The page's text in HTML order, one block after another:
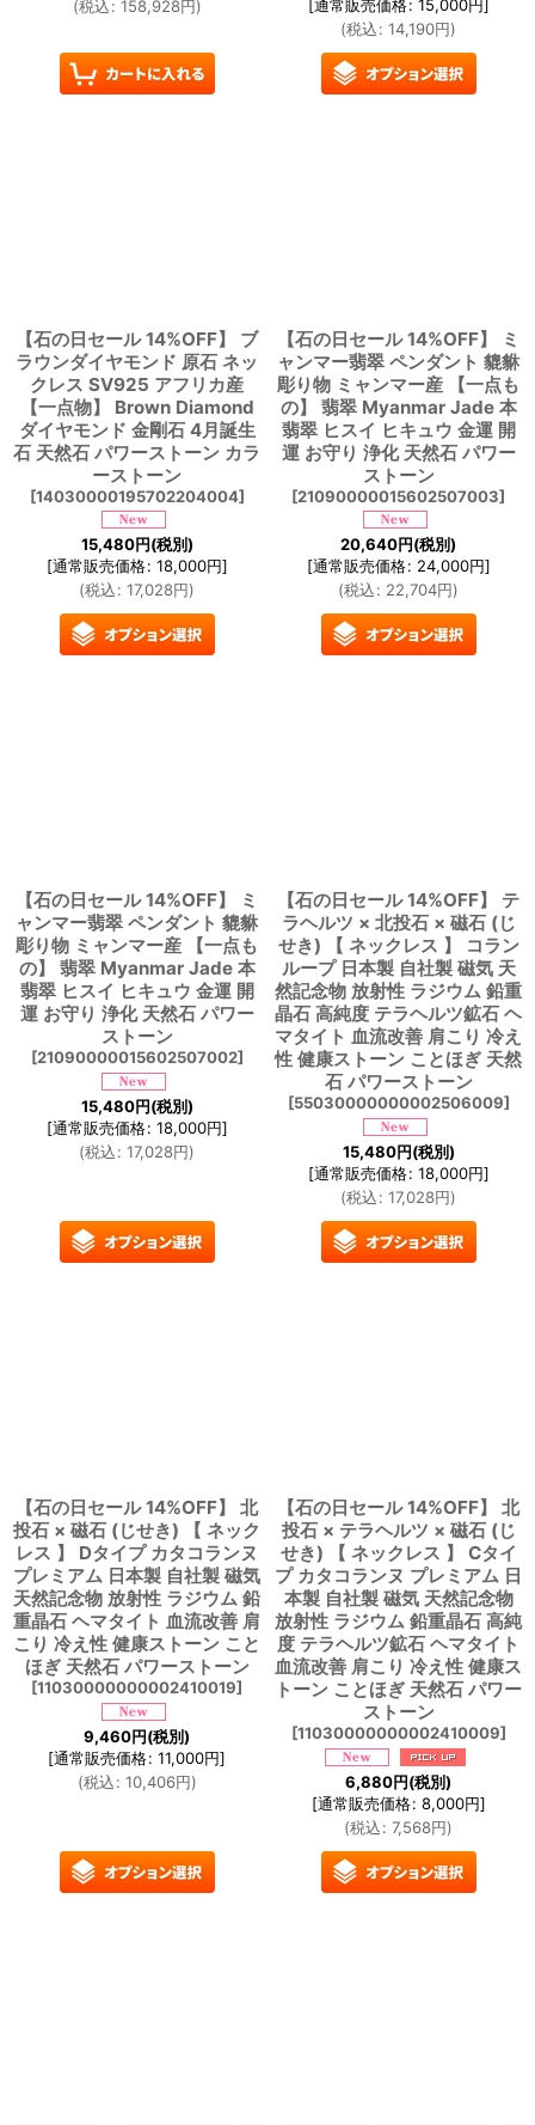
(税込: 158,928円) 通常販売価格: 15,000円
(税込: 14,190円)
【石の日セール 14%OFF】 ブ
ラウンダイヤモンド 原石 ネッ
クレス SV925 アフリカ産
【一点物】 Brown Diamond
ダイヤモンド 金剛石 4月誕生
石 天然石 パワーストーン カラ
ーストーン
[14030000195702204004]
15,480円(税別)
[通常販売価格: 18,000円]
(税込: 17,028円)
【石の日セール 14%OFF】 ミ
ャンマー翡翠 ペンダント 貔貅
彫り物 ミャンマー産 【一点も
の】 翡翠 Myanmar Jade 本
翡翠 ヒスイ ヒキュウ 金運 開
運 お守り 浄化 天然石 パワー
ストーン
[21090000015602507003]
20,640円(税別)
[通常販売価格: 24,000円]
(税込: 22,704円)
【石の日セール 14%OFF】 ミ
ャンマー翡翠 ペンダント 貔貅
彫り物 ミャンマー産 【一点も
の】 翡翠 Myanmar Jade 本
翡翠 ヒスイ ヒキュウ 金運 開
運 お守り 浄化 天然石 パワー
ストーン
[21090000015602507002]
15,480円(税別)
[通常販売価格: 18,000円]
(税込: 17,028円)
【石の日セール 14%OFF】 テ
ラヘルツ × 北投石 × 磁石 (じ
せき) 【 ネックレス 】 コラン
ループ 日本製 自社製 磁気 天
然記念物 放射性 ラジウム 鉛重
晶石 高純度 テラヘルツ鉱石 ヘ
マタイト 血流改善 肩こり 冷え
性 健康ストーン ことほぎ 天然
石 パワーストーン
[55030000000002506009]
15,480円(税別)
[通常販売価格: 18,000円]
(税込: 17,028円)
【石の日セール 14%OFF】 北
投石 × 磁石 (じせき) 【 ネック
レス 】 Dタイプ カタコランヌ
プレミアム 日本製 自社製 磁気
天然記念物 放射性 ラジウム 鉛
重晶石 ヘマタイト 血流改善 肩
こり 冷え性 健康ストーン こと
ほぎ 天然石 パワーストーン
[11030000000002410019]
9,460円(税別)
[通常販売価格: 11,000円]
(税込: 10,406円)
【石の日セール 14%OFF】 北
投石 × テラヘルツ × 磁石 (じ
せき) 【 ネックレス 】 Cタイ
プ カタコランヌ プレミアム 日
本製 自社製 磁気 天然記念物
放射性 ラジウム 鉛重晶石 高純
度 テラヘルツ鉱石 ヘマタイト
血流改善 肩こり 冷え性 健康ス
トーン ことほぎ 天然石 パワー
ストーン
[11030000000002410009]
6,880円(税別)
[通常販売価格: 8,000円]
(税込: 7,568円)